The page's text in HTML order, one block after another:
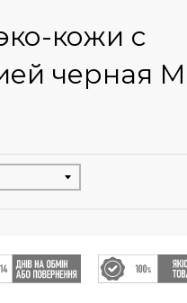
кожи с
черная